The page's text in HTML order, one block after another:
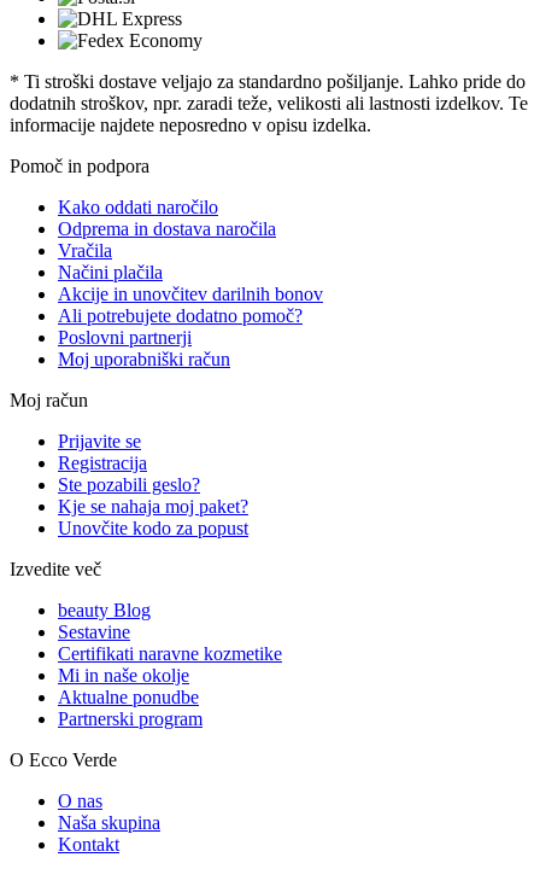
* Ti stroški dostave veljajo za standardno pošiljanje. Lahko pride do
dodatnih stroškov, npr. zaradi teže, velikosti ali lastnosti izdelkov. Te
informacije najdete neposredno v opisu izdelka.
Pomoč in podpora
Kako oddati naročilo
Odprema in dostava naročila
Vračila
Načini plačila
Akcije in unovčitev darilnih bonov
Ali potrebujete dodatno pomoč?
Poslovni partnerji
Moj uporabniški račun
Moj račun
Prijavite se
Registracija
Ste pozabili geslo?
Kje se nahaja moj paket?
Unovčite kodo za popust
Izvedite več
beauty Blog
Sestavine
Certifikati naravne kozmetike
Mi in naše okolje
Aktualne ponudbe
Partnerski program
O Ecco Verde
O nas
Naša skupina
Kontakt